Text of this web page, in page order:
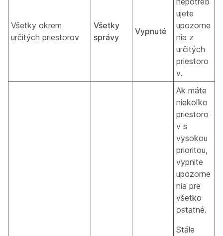
Všetky okrem
určitých priestorov
Všetky
správy
Vypnuté
ujete
upozorne
nia z
určitých
priestoro
v.
Ak máte
niekoľko
priestoro
v s
vysokou
prioritou,
vypnite
upozorne
nia pre
všetko
ostatné.
Stále